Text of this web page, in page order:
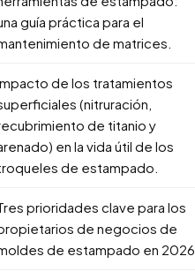
guía práctica para el
de matrices.
de los tratamientos
(nitruración,
de titanio y
en la vida útil de los
de estampado.
prioridades clave para los
de negocios de
de estampado en 2026